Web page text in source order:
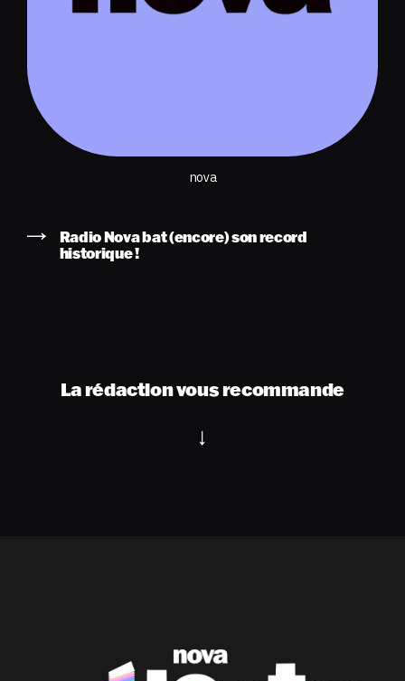
nova
Radio Nova bat (encore) son record
historique !
La rédaction vous recommande